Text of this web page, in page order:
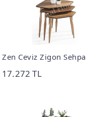
Zen Ceviz Zigon Sehpa
17.272 TL